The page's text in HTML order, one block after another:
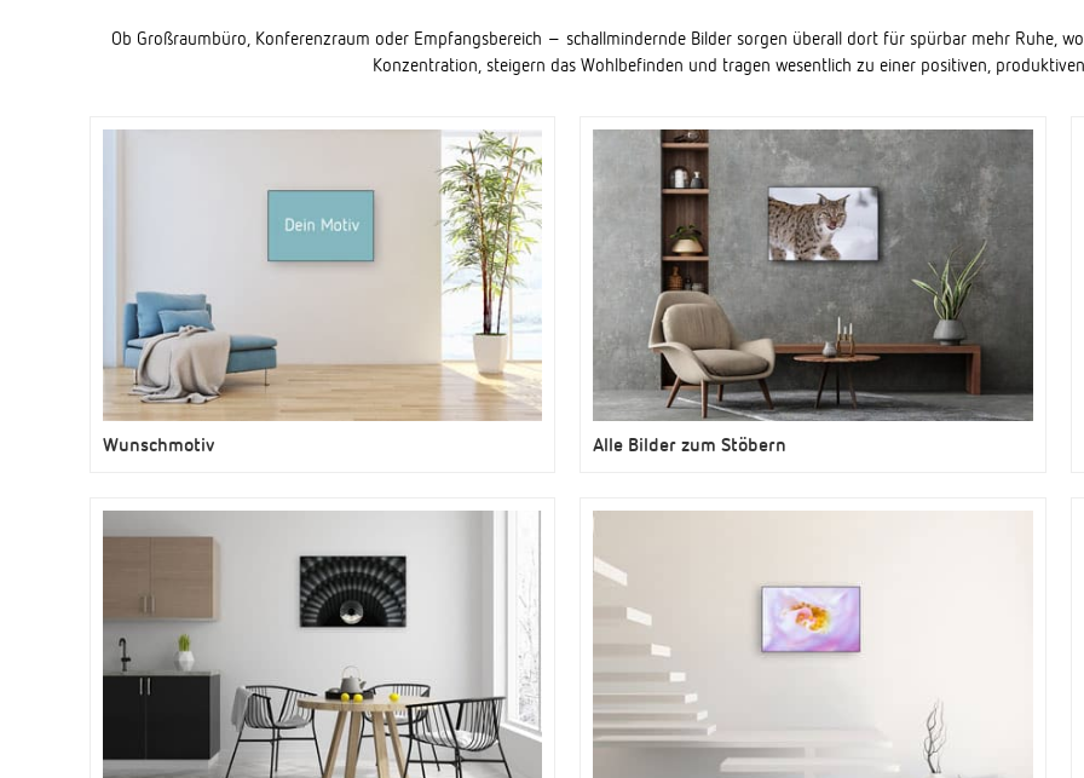
Ob Großraumbüro, Konferenzraum oder Empfangsbereich – schallmindernde Bilder sorgen überall dort für spürbar mehr Ruhe,
Konzentration, steigern das Wohlbefinden und tragen wesentlich zu einer positiven,
Wunschmotiv Alle Bilder zum Stöbern